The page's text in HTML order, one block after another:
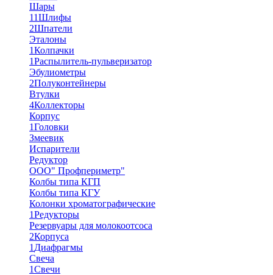
Шары
11Шлифы
2Шпатели
Эталоны
1Колпачки
1Распылитель-пульверизатор
Эбулиометры
2Полуконтейнеры
Втулки
4Коллекторы
Корпус
1Головки
Змеевик
Испарители
Редуктор
ООО" Профпериметр"
Колбы типа КГП
Колбы типа КГУ
Колонки хроматографические
1Редукторы
Резервуары для молокоотсоса
2Корпуса
1 Диафрагмы
Свеча
1Свечи